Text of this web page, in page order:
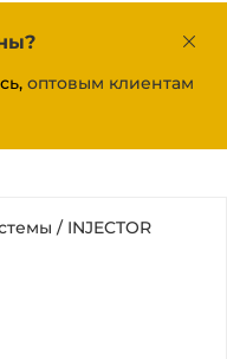
оптовым клиентам
/ INJECTOR